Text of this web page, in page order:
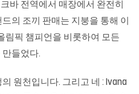
바 전역에서 매장에서 완전히
의 조끼 판매는 지붕을 통해 이
림픽 챔피언을 비롯하여 모든
만들었다.
원천입니다. 그리고 네 : Ivana